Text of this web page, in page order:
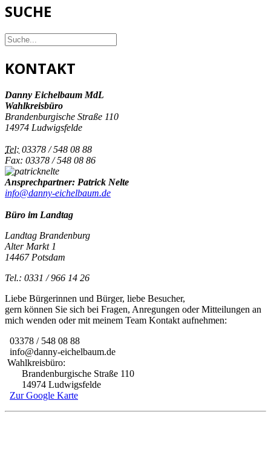
SUCHE
KONTAKT
Danny Eichelbaum MdL
Wahlkreisbüro
Brandenburgische Straße 110
14974 Ludwigsfelde
Tel: 03378 / 548 08 88
Fax: 03378 / 548 08 86
Ansprechpartner: Patrick Nelte
info@danny-eichelbaum.de
Büro im Landtag
Landtag Brandenburg
Alter Markt 1
14467 Potsdam
Tel.: 0331 / 966 14 26
Liebe Bürgerinnen und Bürger, liebe Besucher,
gern können Sie sich bei Fragen, Anregungen oder Mitteilungen an
mich wenden oder mit meinem Team Kontakt aufnehmen:
03378 / 548 08 88
info@danny-eichelbaum.de
Wahlkreisbüro:
Brandenburgische Straße 110
14974 Ludwigsfelde
Zur Google Karte